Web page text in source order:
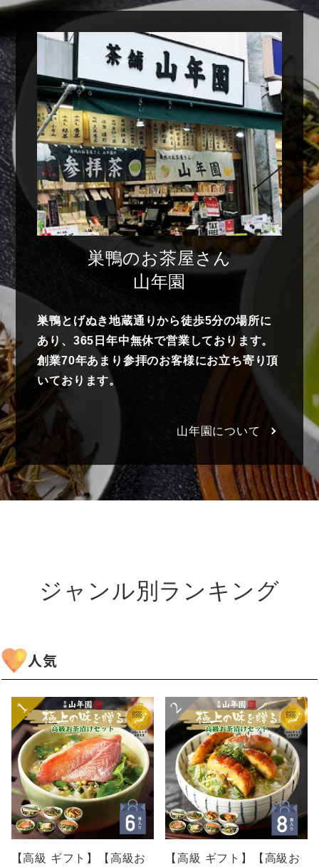
巣鴨のお茶屋さん
山年園
巣鴨とげぬき地蔵通りから徒歩5分の場所に
あり、365日年中無休で営業しております。
創業70年あまり参拝のお客様にお立ち寄り頂
いております。
山年園について
ジャンル別ランキング
人気
【高級 ギフト】【高級お
【高級 ギフト】【高級お